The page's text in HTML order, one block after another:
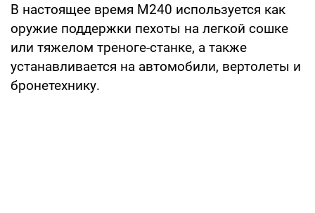
В настоящее время М240 используется как
оружие поддержки пехоты на легкой сошке
или тяжелом треноге-станке, а также
устанавливается на автомобили, вертолеты и
бронетехнику.